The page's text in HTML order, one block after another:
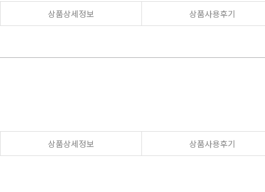
상품상세정보 상품사용후기
상품상세정보 상품사용후기